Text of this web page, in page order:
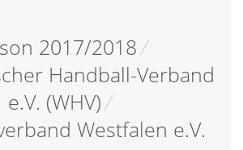
2017/2018/
Handball-Verband
e.V. (WHV)/
Westfalen e.V.